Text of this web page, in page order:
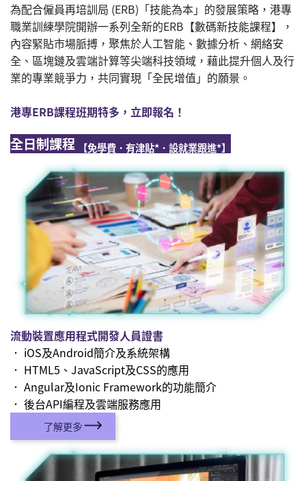
為配合僱員再培訓局 (ERB)「技能為本」的發展策略，港專
職業訓練學院開辦一系列全新的ERB【數碼新技能課程】，
內容緊貼市場脈搏，聚焦於人工智能、數據分析、網絡安
全、區塊鏈及雲端計算等尖端科技領域，藉此提升個人及行
業的專業競爭力，共同實現「全民增值」的願景。
港專ERB課程班期特多，立即報名！
全日制課程 【免學費．有津貼*．設就業跟進*】
流動裝置應用程式開發人員證書
． iOS及Android簡介及系統架構
． HTML5、JavaScript及CSS的應用
． Angular及Ionic Framework的功能簡介
． 後台API編程及雲端服務應用
了解更多